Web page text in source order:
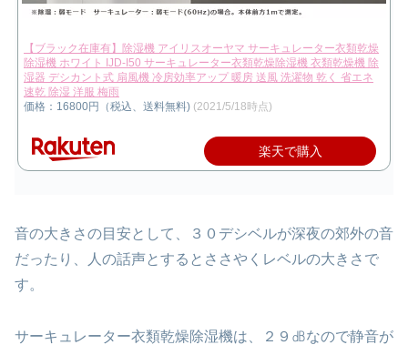
【ブラック在庫有】除湿機 アイリスオーヤマ サーキュレーター衣類乾燥
除湿機 ホワイト IJD-I50 サーキュレーター衣類乾燥除湿機 衣類乾燥機 除
湿器 デシカント式 扇風機 冷房効率アップ 暖房 送風 洗濯物 乾く 省エネ
速乾 除湿 洋服 梅雨
価格：16800円（税込、送料無料) (2021/5/18時点)
楽天で購入
音の大きさの目安として、３０デシベルが深夜の郊外の音
だったり、人の話声とするとささやくレベルの大きさで
す。
サーキュレーター衣類乾燥除湿機は、２９㏈なので静音が